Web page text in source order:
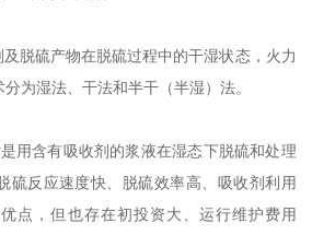
脱硫产物在脱硫过程中的干湿状态，火力
为湿法、干法和半干（半湿）法。
是用含有吸收剂的浆液在湿态下脱硫和处理
硫反应速度快、脱硫效率高、吸收剂利用
点，但也存在初投资大、运行维护费用